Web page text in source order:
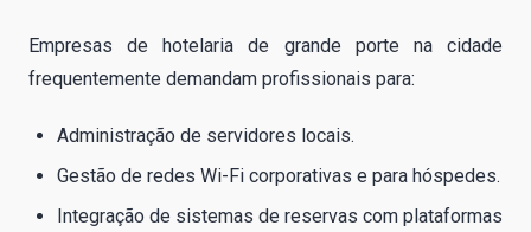
Empresas de hotelaria de grande porte na cidade
frequentemente demandam profissionais para:
Administração de servidores locais.
Gestão de redes Wi-Fi corporativas e para hóspedes.
Integração de sistemas de reservas com plataformas